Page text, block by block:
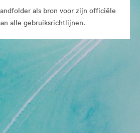
als bron voor zijn officiële
alle gebruiksrichtlijnen.